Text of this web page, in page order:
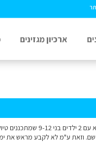
ארכיון מגזינים
שלום אנחנו 2
וזאת ע"מ לא לקבע מראש את